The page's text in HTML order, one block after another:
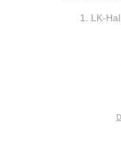
1. LK-